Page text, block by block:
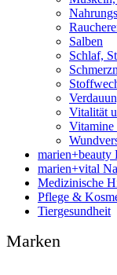
Salben
Schlaf,
Vitalität
Vitamine
marien+beauty
marien+vital
Medizinische
Pflege &
Tiergesundheit
Marken